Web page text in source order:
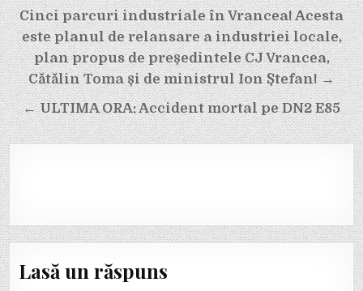
Navigare
în
articole
Cinci parcuri industriale în Vrancea! Acesta
este planul de relansare a industriei locale,
plan propus de președintele CJ Vrancea,
Cătălin Toma și de ministrul Ion Ștefan! →
← ULTIMA ORA: Accident mortal pe DN2 E85
Lasă un răspuns